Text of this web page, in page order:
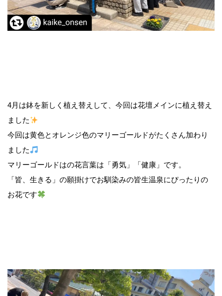
4月は鉢を新しく植え替えして、今回は花壇メインに植え替え
ました
今回は黄色とオレンジ色のマリーゴールドがたくさん加わり
ました
マリーゴールドはの花言葉は「勇気」「健康」です。
「皆、生きる」の願掛けでお馴染みの皆生温泉にぴったりの
お花です